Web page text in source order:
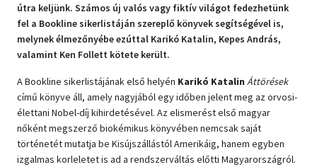
Szótár, nyelvkönyv
Tankönyv, segédkönyv
Természettudomány
Történelem
Vallás
útra keljünk. Számos új valós vagy fiktív világot fedezhetünk
fel a Bookline sikerlistáján szereplő könyvek segítségével is,
melynek élmezőnyébe ezúttal Karikó Katalin, Kepes András,
valamint Ken Follett kötete került.
A Bookline sikerlistájának első helyén Karikó Katalin Áttörések
című könyve áll, amely nagyjából egy időben jelent meg az orvosi-
élettani Nobel-díj kihirdetésével. Az elismerést első magyar
nőként megszerző biokémikus könyvében nemcsak saját
történetét mutatja be Kisújszállástól Amerikáig, hanem egyben
izgalmas korleletet is ad a rendszerváltás előtti Magyarországról.